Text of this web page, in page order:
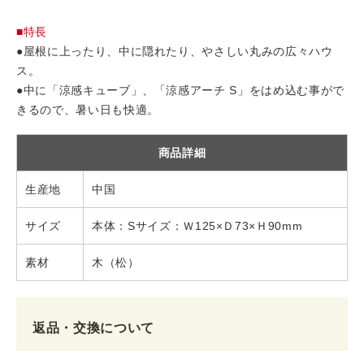
■特長
●屋根に上ったり、中に隠れたり、やさしい丸みの広々ハウ
ス。
●中に「涼感キューブ」、「涼感アーチ S」をはめ込む事がで
きるので、暑い日も快適。
商品詳細
生産地 中国
サイズ 本体：Sサイズ：Ｗ125×Ｄ73×Ｈ90mm
素材 木（松）
返品・交換について